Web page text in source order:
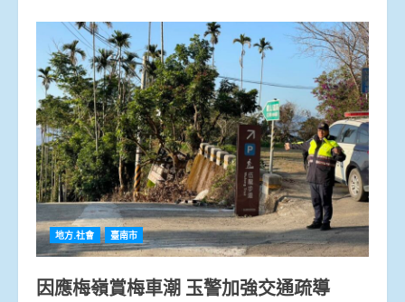
地方.社會 臺南市
因應梅嶺賞梅車潮 玉警加強交通疏導